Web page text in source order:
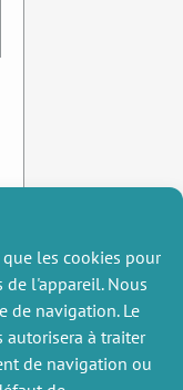
les cookies pour
l'appareil. Nous
de navigation. Le
autorisera à traiter
de navigation ou